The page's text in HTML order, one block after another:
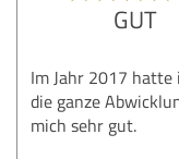
GUT
Im Jahr 2017 hatte
die ganze
mich sehr gut.